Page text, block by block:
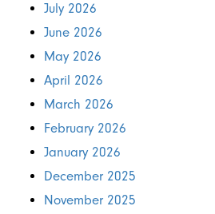
July 2026
June 2026
May 2026
April 2026
March 2026
February 2026
January 2026
December 2025
November 2025